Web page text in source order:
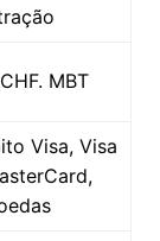
MBT
Visa,
e